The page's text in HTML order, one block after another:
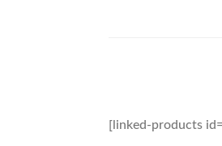
[linked-products